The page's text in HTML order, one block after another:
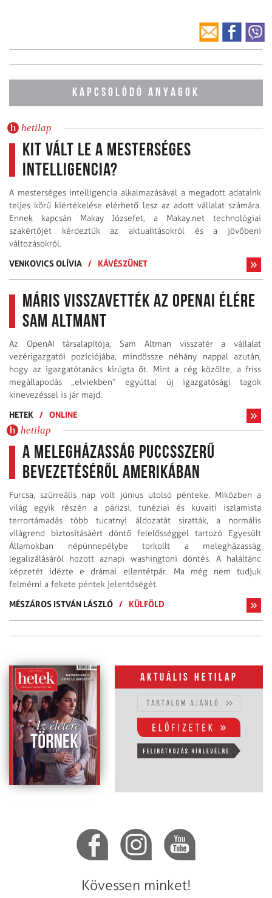
KAPCSOLÓDÓ ANYAGOK
hetilap
Kit vált le a Mesterséges
Intelligencia?
A mesterséges intelligencia alkalmazásával a megadott adataink
teljes körű kiértékelése elérhető lesz az adott vállalat számára.
Ennek kapcsán Makay Józsefet, a Makay.net technológiai
szakértőjét kérdeztük az aktualitásokról és a jövőbeni
változásokról.
VENKOVICS OLÍVIA / KÁVÉSZÜNET
Máris visszavették az OpenAI élére
Sam Altmant
Az OpenAI társalapítója, Sam Altman visszatér a vállalat
vezérigazgatói pozíciójába, mindössze néhány nappal azután,
hogy az igazgatótanács kirúgta őt. Mint a cég közölte, a friss
megállapodás „elviekben” egyúttal új igazgatósági tagok
kinevezéssel is jár majd.
HETEK
/ ONLINE
hetilap
A melegházasság puccsszerű
bevezetéséről Amerikában
Furcsa, szürreális nap volt június utolsó pénteke. Miközben a
világ egyik részén a párizsi, tunéziai és kuvaiti iszlamista
terrortámadás több tucatnyi áldozatát siratták, a normális
világrend biztosításáért döntő felelősséggel tartozó Egyesült
Államokban népünnepélybe torkollt a melegházasság
legalizálásáról hozott aznapi washingtoni döntés. A haláltánc
képzetét idézte e drámai ellentétpár. Ma még nem tudjuk
felmérni a fekete péntek jelentőségét.
MÉSZÁROS ISTVÁN LÁSZLÓ / KÜLFÖLD
Aktuális hetilap
Kövessen minket!